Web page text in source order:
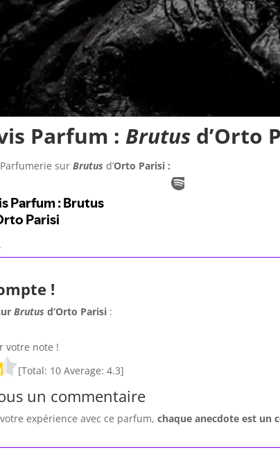
Parfum : Brutusd’Orto
surBrutus d’Orto Parisi :
!
Brutus d’Orto Parisi :
votre note !
[Total: 10 Average:4.3]
un commentaire
expérience avec ce parfum,chaque anecdote est un